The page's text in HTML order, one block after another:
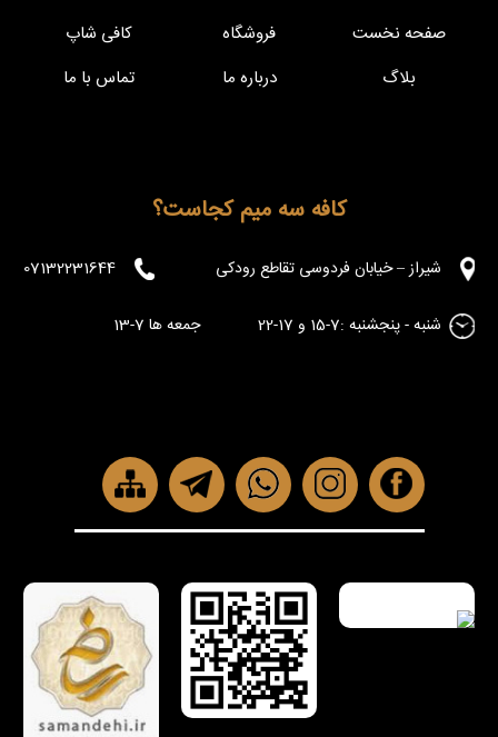
صفحه نخست فروشگاه
کافی شاپ
بلاگ
درباره ما تماس با ما
کافه سه میم کجاست؟
شیراز – خیابان فردوسی تقاطع رودکی 07132231644
شنبه - پنجشنبه :7-15 و 17-22 جمعه ها 7-13